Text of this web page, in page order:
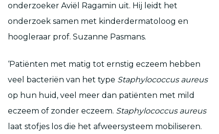
onderzoeker Aviël Ragamin uit. Hij leidt het
onderzoek samen met kinderdermatoloog en
hoogleraar prof. Suzanne Pasmans.
‘Patiënten met matig tot ernstig eczeem hebben
veel bacteriën van het type Staphylococcus aureus
op hun huid, veel meer dan patiënten met mild
eczeem of zonder eczeem. Staphylococcus aureus
laat stofjes los die het afweersysteem mobiliseren.